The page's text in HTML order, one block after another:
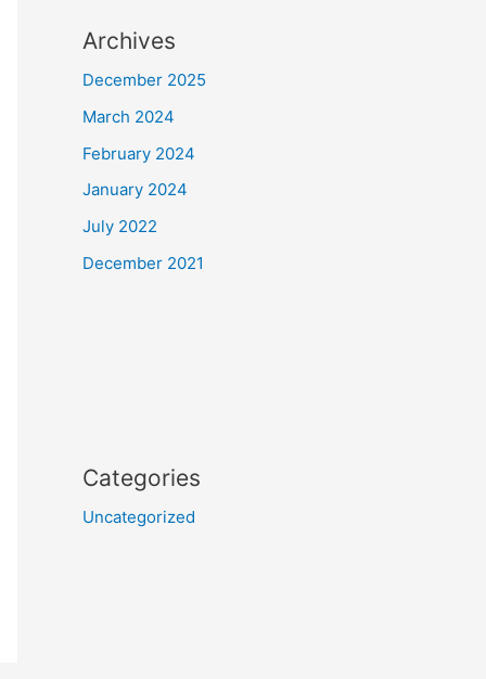
Archives
December 2025
March 2024
February 2024
January 2024
July 2022
December 2021
Categories
Uncategorized